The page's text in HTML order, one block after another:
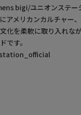
bigi/ユニオンステー
アメリカンカルチャー
化を柔軟に取り入れな
です。